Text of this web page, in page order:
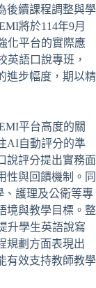
後續課程調整與學
將於114年9月
化平台的實際應
英語口說專班，
進步幅度，期以精
平台高度的關
AI自動評分的準
說評分提出實務面
性與回饋機制。同
、護理及公衛等專
境與教學目標。整
升學生英語說寫
規劃方面表現出
有效支持教師教學